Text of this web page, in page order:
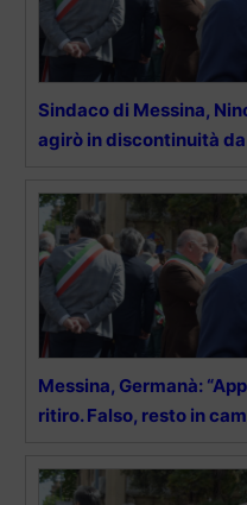
Sindaco di Messina,
agirò in discontinuità
Messina, Germanà:
ritiro. Falso, resto in